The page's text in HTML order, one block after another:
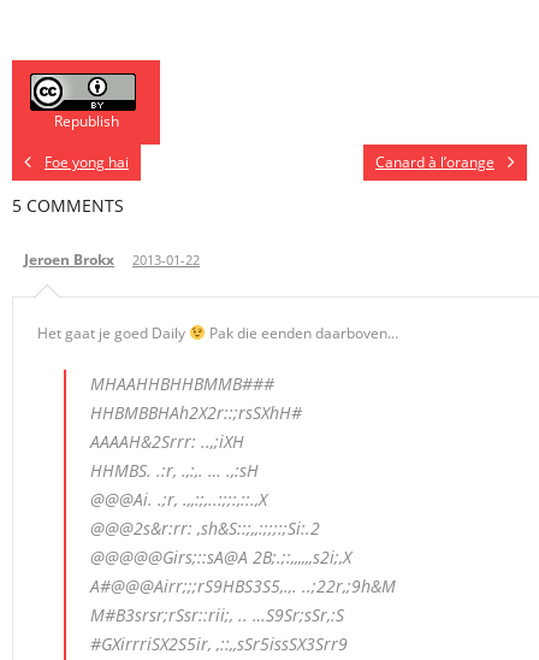
Republish
Foe yong hai
Canard à l’orange
5 COMMENTS
Jeroen Brokx 2013-01-22
Het gaat je goed Daily Pak die eenden daarboven…
MHAAHHBHHBMMB###
HHBMBBHAh2X2r::;rsSXhH#
AAAAH&2Srrr: ..,;iXH
HHMBS. .:r, .,:,. … .,:sH
@@@Ai. .;r, .,,:;,..:;;:,::.,X
@@@2s&r:rr: ,sh&S::;,,:;;;:;Si:.2
@@@@@Girs;::sA@A 2B;.;:,,,,,,s2i;,X
A#@@@Airr;;;rS9HBS3S5,.,. ..;22r,;9h&M
M#B3srsr;rSsr::rii;, .. …S9Sr;sSr,:S
#GXirrriSX2S5ir, ,::,,sSr5issSX3Srr9